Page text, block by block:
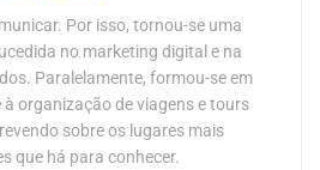
Por isso, tornou-se uma
no marketing digital e na
Paralelamente, formou-se em
à organização de viagens e tours
sobre os lugares mais
que há para conhecer.